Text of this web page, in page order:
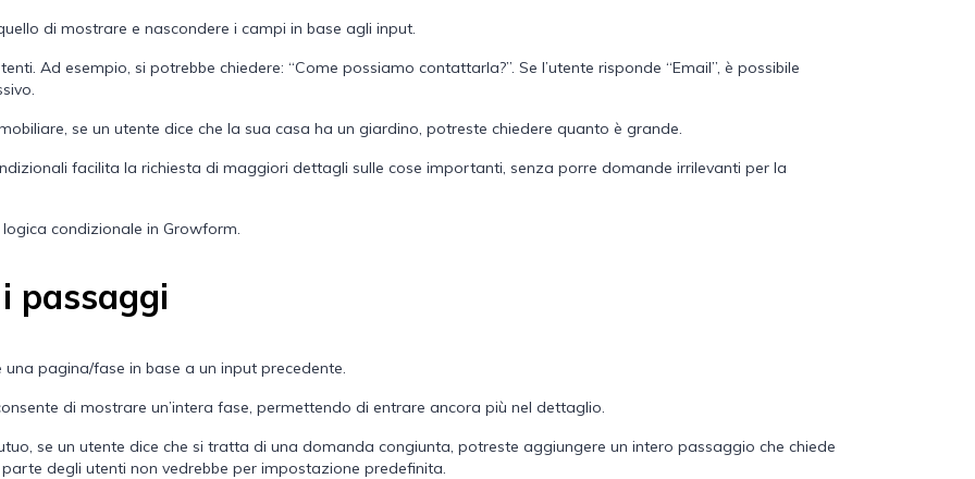
di mostrare e nascondere i campi in base agli input.
Ad esempio, si potrebbe chiedere: “Come possiamo contattarla?”. Se l’utente risponde “Email”, è possibile
se un utente dice che la sua casa ha un giardino, potreste chiedere quanto è grande.
facilita la richiesta di maggiori dettagli sulle cose importanti, senza porre domande irrilevanti per la
condizionale in Growform.
passaggi
pagina/fase in base a un input precedente.
di mostrare un’intera fase, permettendo di entrare ancora più nel dettaglio.
se un utente dice che si tratta di una domanda congiunta, potreste aggiungere un intero passaggio che chiede
degli utenti non vedrebbe per impostazione predefinita.